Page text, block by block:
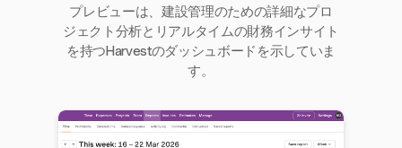
プレビューは、建設管理のための詳細なプロ
ジェクト分析とリアルタイムの財務インサイト
を持つHarvestのダッシュボードを示していま
す。